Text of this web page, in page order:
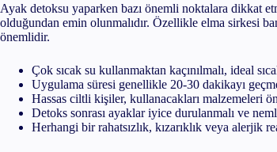
Ayak detoksu yaparken bazı önemli noktalara dikkat
olduğundan emin olunmalıdır. Özellikle elma sirkesi
önemlidir.
Çok sıcak su kullanmaktan kaçınılmalı, ideal
Uygulama süresi genellikle 20-30 dakikayı
Hassas ciltli kişiler, kullanacakları malzemeleri
Detoks sonrası ayaklar iyice durulanmalı ve
Herhangi bir rahatsızlık, kızarıklık veya alerjik